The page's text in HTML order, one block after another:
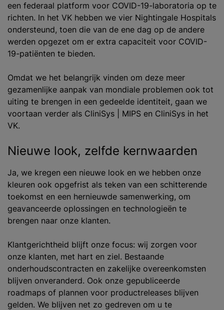
een federaal platform voor COVID-19-laboratoria op te
richten. In het VK hebben we vier Nightingale Hospitals
ondersteund, toen die van de ene dag op de andere
werden opgezet om er extra capaciteit voor COVID-
19-patiënten te bieden.
Omdat we het belangrijk vinden om deze meer
gezamenlijke aanpak van mondiale problemen ook tot
uiting te brengen in een gedeelde identiteit, gaan we
voortaan verder als CliniSys | MIPS en CliniSys in het
VK.
Nieuwe look, zelfde kernwaarden
Ja, we kregen een nieuwe look en we hebben onze
kleuren ook opgefrist als teken van een schitterende
toekomst en een hernieuwde samenwerking, om
geavanceerde oplossingen en technologieën te
brengen naar onze klanten.
Klantgerichtheid blijft onze focus: wij zorgen voor
onze klanten, met hart en ziel. Bestaande
onderhoudscontracten en zakelijke overeenkomsten
blijven onveranderd. Ook onze gepubliceerde
roadmaps of plannen voor productreleases blijven
gelden. We blijven net zo gedreven om u te